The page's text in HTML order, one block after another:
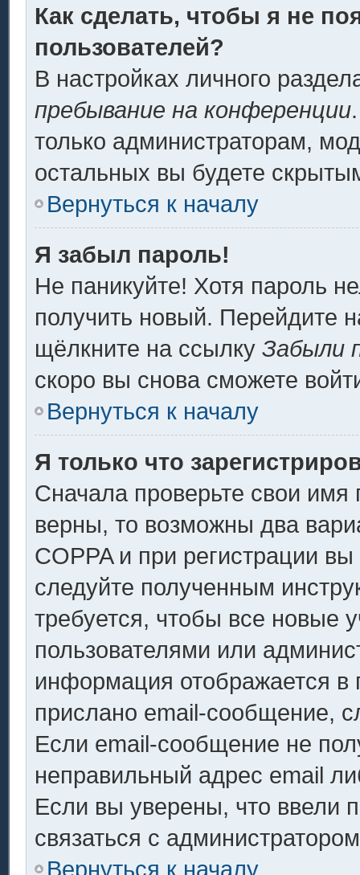
Как сделать, чтобы я не
пользователей?
В настройках личного
пребывание на конференции
только администраторам,
остальных вы будете
Вернуться к началу
Я забыл пароль!
Не паникуйте! Хотя пароль
получить новый. Перейдите
щёлкните на ссылку Забыли
скоро вы снова сможете
Вернуться к началу
Я только что
Сначала проверьте свои имя
верны, то возможны два
COPPA и при регистрации
следуйте полученным
требуется, чтобы все новые
пользователями или
информация отображается
прислано email-сообщение,
Если email-сообщение не
неправильный адрес email
Если вы уверены, что ввели
связаться с
Вернуться к началу